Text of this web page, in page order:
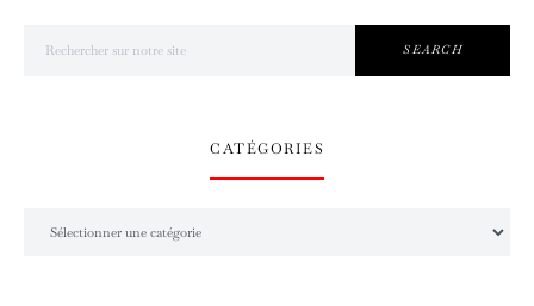
SEARCH
CATÉGORIES